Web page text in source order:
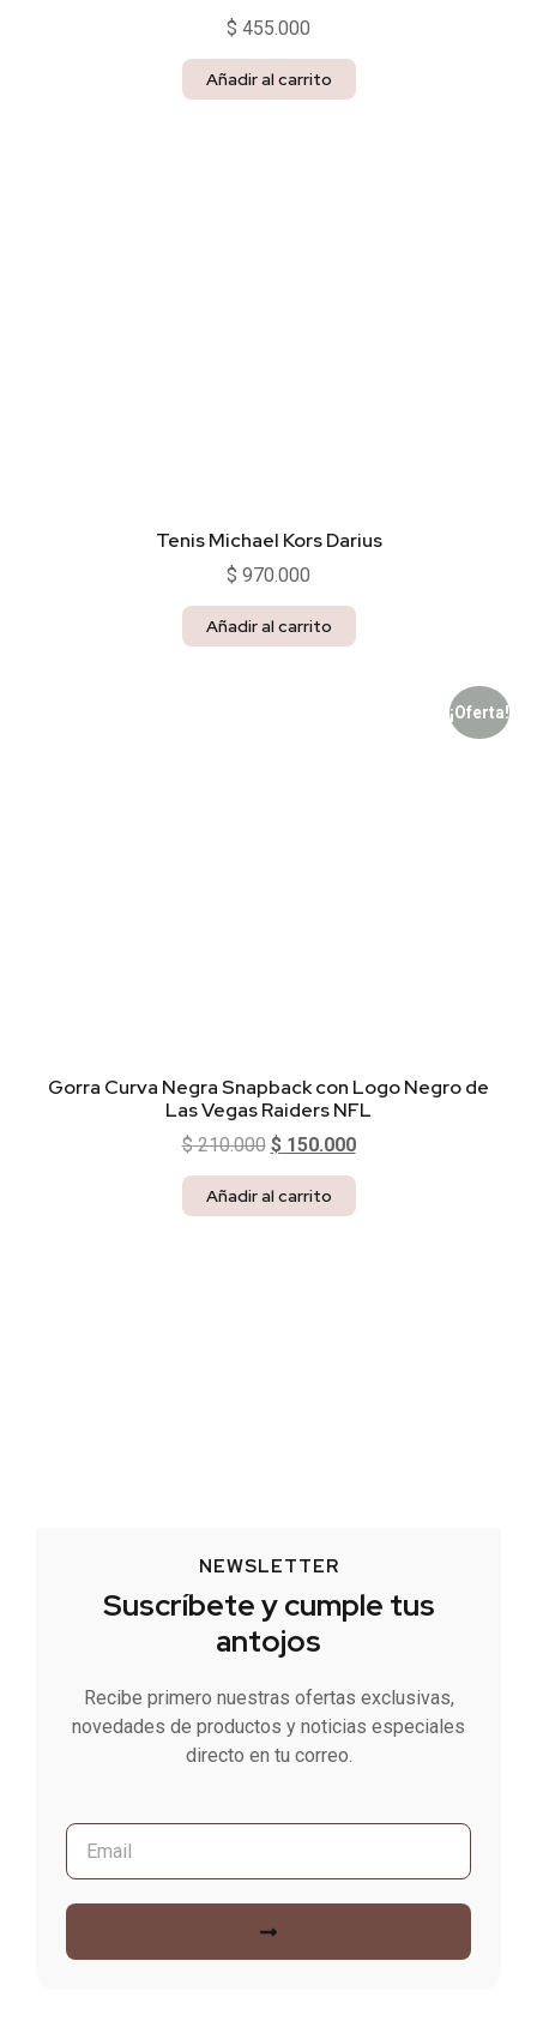
$ 455.000
Añadir al carrito
Tenis Michael Kors Darius
$ 970.000
Añadir al carrito
¡Oferta!
Gorra Curva Negra Snapback con Logo Negro de
Las Vegas Raiders NFL
$210.000 $150.000
Añadir al carrito
NEWSLETTER
Suscríbete y cumple tus
antojos
Recibe primero nuestras ofertas exclusivas,
novedades de productos y noticias especiales
directo en tu correo.